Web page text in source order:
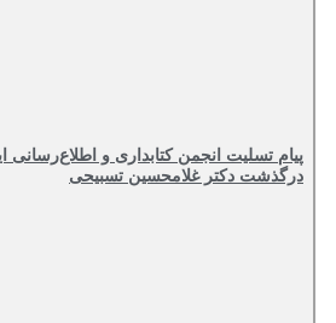
پیام تسلیت انجمن کتابداری و اطلاع‌رسانی
درگذشت دکتر غلامحسین تسبیحی